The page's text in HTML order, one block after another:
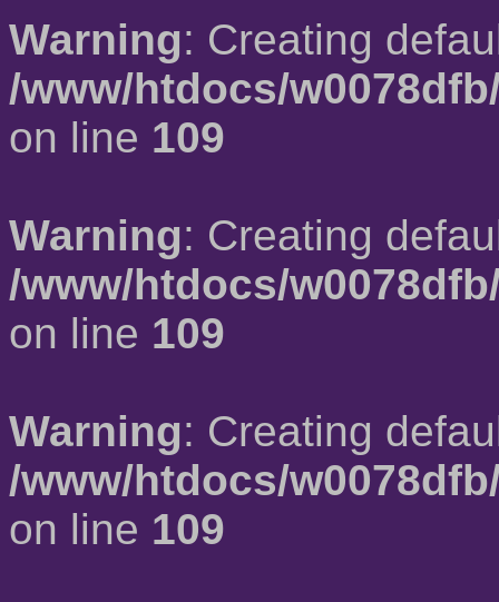
Warning: Creating
/www/htdocs/
on line 109
Warning: Creating
/www/htdocs/
on line 109
Warning: Creating
/www/htdocs/
on line 109